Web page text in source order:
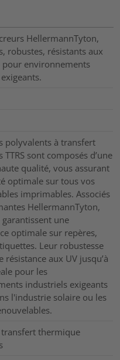
HellermannTyton,
robustes, résistants aux
pour environnements
polyvalents à transfert
sont composés d’une
qualité, vous assurant
optimale sur tous vos
imprimables. Associés
HellermannTyton,
garantissent une
optimale sur repères,
Leur robustesse
résistance aux UV jusqu’à
pour les
industriels exigeants
l'industrie solaire ou les
transfert thermique